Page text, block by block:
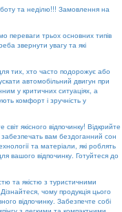
та неділю!!! Замовлення на
переваги трьох основних типів
звернути увагу та які
тих, хто часто подорожує або
автомобільний двигун при
у критичних ситуаціях, а
комфорт і зручність у
якісного відпочинку! Відкрийте
вам бездоганний сон
та матеріали, які роблять
вашого відпочинку. Готуйтеся до
та якістю з туристичними
чому продукція цього
відпочинку. Забезпечте собі